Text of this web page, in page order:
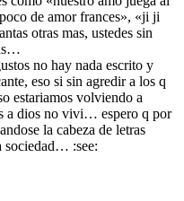
de amor frances», «ji ji
otras mas, ustedes sin
no hay nada escrito y
eso si sin agredir a los q
estariamos volviendo a
a dios no vivi… espero q por
la cabeza de letras
sociedad… :see: